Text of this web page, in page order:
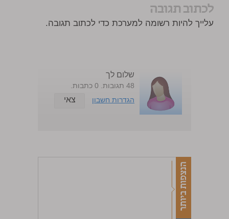
לכתוב תגובה
עלייך להיות רשומה למערכת כדי לכתוב תגובה.
שלום לך
48 תגובות. 0 כתבות.
הגדרות חשבון
צאי